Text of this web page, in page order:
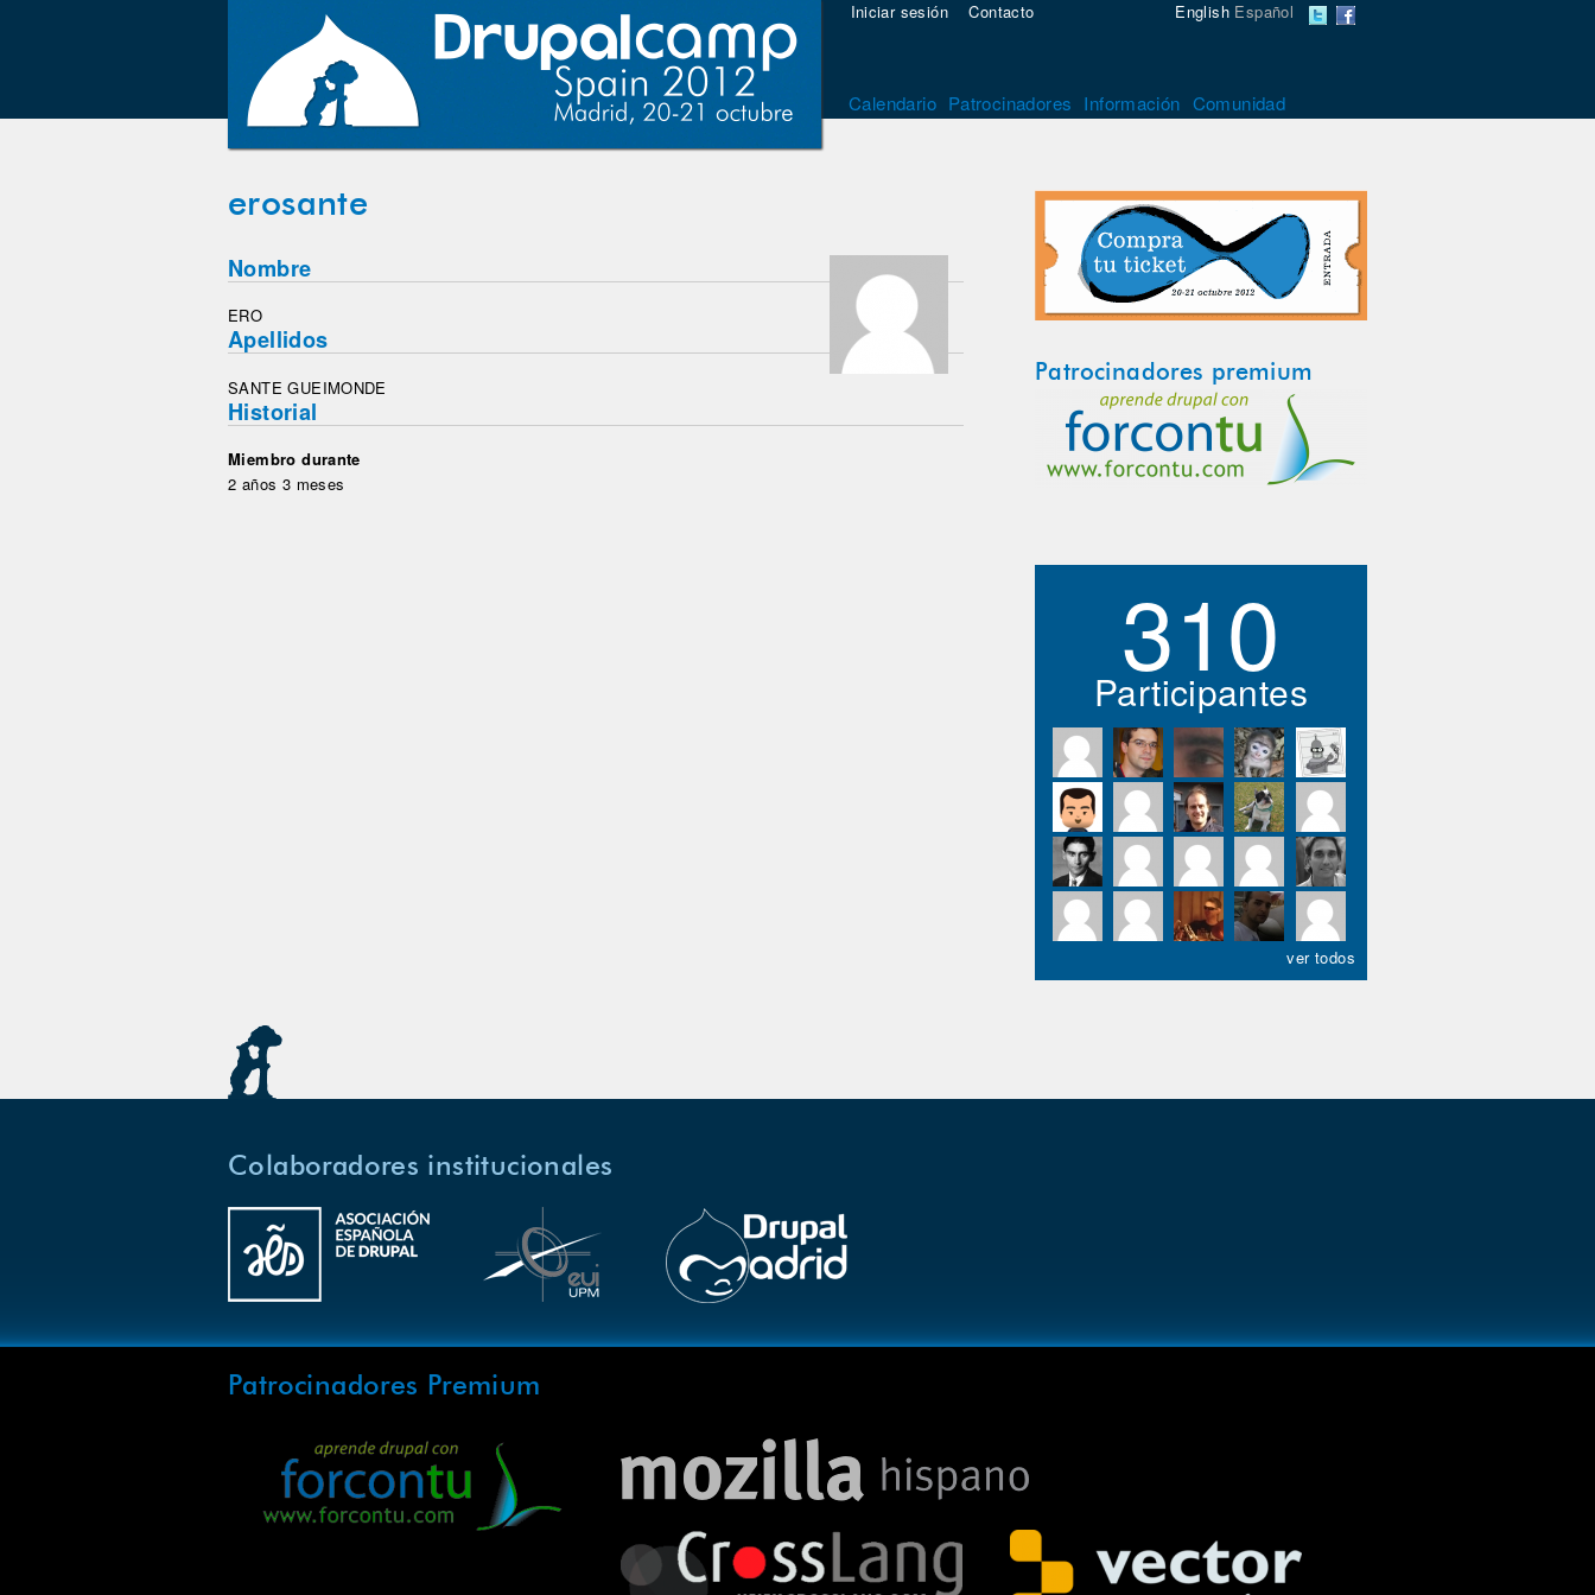
English Español
Iniciar sesión Contacto
Calendario Patrocinadores Información Comunidad
erosante
Nombre
ERO
Apellidos
SANTE GUEIMONDE
Historial
Miembro durante
2 años 3 meses
Patrocinadores premium
310
Participantes
ver todos
Colaboradores institucionales
Patrocinadores Premium